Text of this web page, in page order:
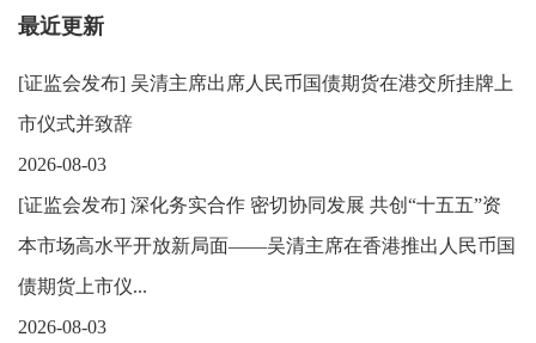
最近更新
[证监会发布] 吴清主席出席人民币国债期货在港交所挂牌上
市仪式并致辞
2026-08-03
[证监会发布] 深化务实合作 密切协同发展 共创“十五五”资
本市场高水平开放新局面——吴清主席在香港推出人民币国
债期货上市仪...
2026-08-03